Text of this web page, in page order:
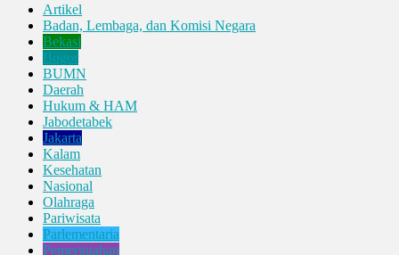
Artikel
Badan, Lembaga, dan Komisi Negara
Bekasi
Bogor
BUMN
Daerah
Hukum & HAM
Jabodetabek
Jakarta
Kalam
Kesehatan
Nasional
Olahraga
Pariwisata
Parlementaria
Pemerintahan